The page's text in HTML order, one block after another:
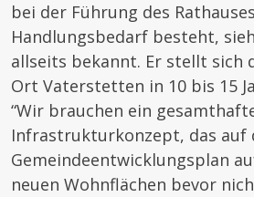
bei der Führung des
Handlungsbedarf besteht,
allseits bekannt. Er stellt sich
Ort Vaterstetten in 10 bis 15
“Wir brauchen ein
Infrastrukturkonzept, das auf
Gemeindeentwicklungsplan
neuen Wohnflächen bevor